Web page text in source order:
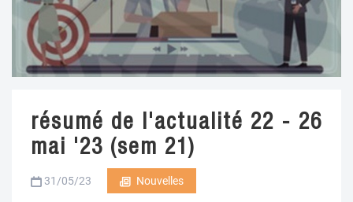
résumé de l'actualité 22 - 26
mai '23 (sem 21)
31/05/23 Nouvelles